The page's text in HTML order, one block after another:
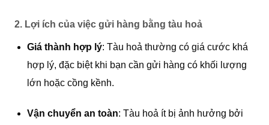
2. Lợi ích của việc gửi hàng bằng tàu hoả
Giá thành hợp lý: Tàu hoả thường có giá cước khá
hợp lý, đặc biệt khi bạn cần gửi hàng có khối lượng
lớn hoặc cồng kềnh.
Vận chuyển an toàn: Tàu hoả ít bị ảnh hưởng bởi